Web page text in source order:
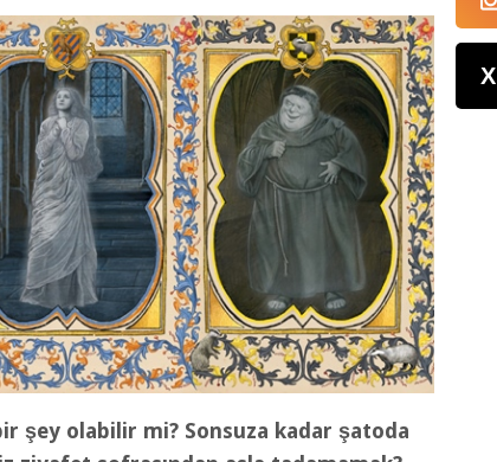
şey olabilir mi? Sonsuza kadar şatoda
X